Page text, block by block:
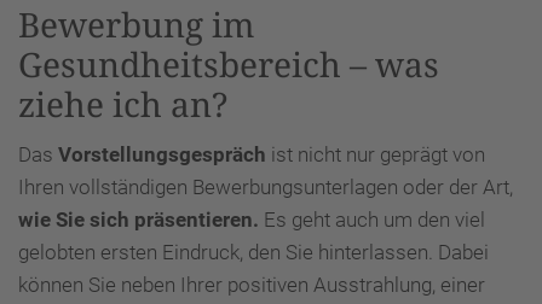
Bewerbung im
Gesundheitsbereich – was
ziehe ich an?
Das Vorstellungsgespräch ist nicht nur geprägt von
Ihren vollständigen Bewerbungsunterlagen oder der Art,
wie Sie sich präsentieren. Es geht auch um den viel
gelobten ersten Eindruck, den Sie hinterlassen. Dabei
können Sie neben Ihrer positiven Ausstrahlung, einer